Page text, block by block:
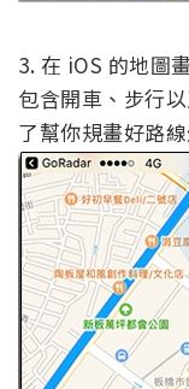
3. 在 iOS 的地圖
包含開車、步行
了幫你規畫好路